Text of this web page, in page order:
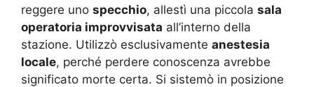
reggere uno specchio, allestì una piccola sala
operatoria improvvisata all’interno della
stazione. Utilizzò esclusivamente anestesia
locale, perché perdere conoscenza avrebbe
significato morte certa. Si sistemò in posizione